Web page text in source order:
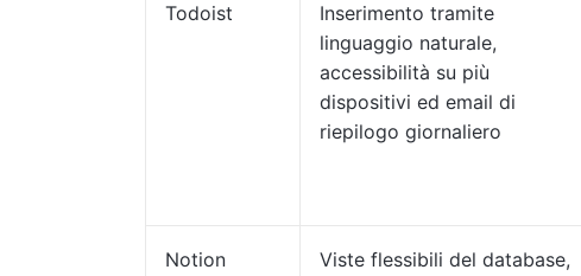
Todoist
Inserimento tramite
linguaggio naturale,
accessibilità su più
dispositivi ed email di
riepilogo giornaliero
Notion
Viste flessibili del database,